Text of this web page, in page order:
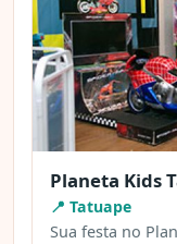
Planeta Kids
📍 Tatuape
Sua festa no